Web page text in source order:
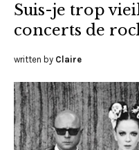
Suis-je trop
concerts de
written by Claire